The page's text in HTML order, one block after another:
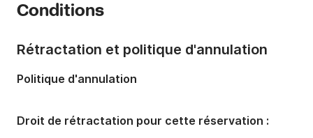
Capacité à bord:
Conditions
Rétractation et politique d'annulation
Politique d'annulation
Droit de rétractation pour cette réservation :